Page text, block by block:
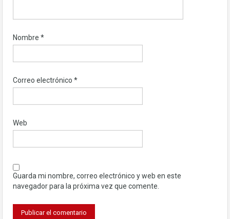
Nombre *
Correo electrónico *
Web
Guarda mi nombre, correo electrónico y web en este
navegador para la próxima vez que comente.